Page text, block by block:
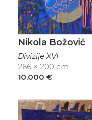
Nikola Božović
Divizije XVI
266 × 200 cm
10.000 €